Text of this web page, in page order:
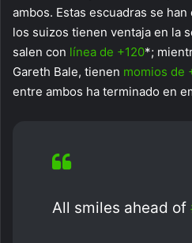
ambos. Estas escuadras se
los suizos tienen ventaja en la
salen con línea de +120*;
Gareth Bale, tienen momios de
entre ambos ha terminado en
All smiles ahead of